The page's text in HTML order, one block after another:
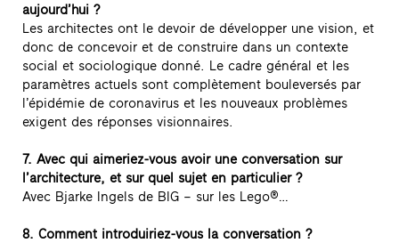
aujourd’hui ?
Les architectes ont le devoir de développer une vision, et
donc de concevoir et de construire dans un contexte
social et sociologique donné. Le cadre général et les
paramètres actuels sont complètement bouleversés par
l’épidémie de coronavirus et les nouveaux problèmes
exigent des réponses visionnaires.
7. Avec qui aimeriez-vous avoir une conversation sur
l’architecture, et sur quel sujet en particulier ?
Avec Bjarke Ingels de BIG – sur les Lego®…
8. Comment introduiriez-vous la conversation ?